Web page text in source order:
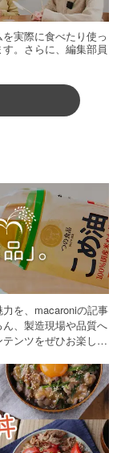
実際に食べたり使っ
。さらに、編集部員
を、macaroniの記事
、製造現場や品質へ
ンツをぜひお楽しみ